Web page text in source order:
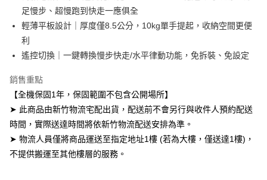
【「AFTEE先享後付」結帳流程】
１．於結帳方式選擇「AFTEE先享後付」後，將跳轉至「AFTEE先享後付」
結帳頁面，進行簡訊認證並確認金額後，即可完成結帳。
２．訂單成立數日內，您將收到繳費通知簡訊。
３．收到繳費通知簡訊後14天內，點擊此簡訊中的連結，可透過四大超商／
ATM／網路銀行／等多元方式進行付款，方視為交易完成。
購買商品的店家。未經商家同意取消之訂單仍視為有效，需透過AFTEE先享
後付繳納相關費用。
是否繳費成功／繳費後需取消欲退款等相關疑問，請聯繫「AFTEE先享後付
客戶支援中心」https://netprotections.freshdesk.com/support/home
【注意事項】
１．透過由恩沛科技股份有限公司提供之「AFTEE先享後付」服務完成之交
免運費
足慢步、超慢跑到快走一應俱全
輕薄平板設計｜厚度僅8.5公分，10kg單手提起，收納空間更便
利
遙控切換｜一鍵轉換慢步快走/水平律動功能，免拆裝、免設定
銷售重點
【全機保固1年，保固範圍不包含公開場所】
➤ 此商品由新竹物流宅配出貨，配送前不會另行與收件人預約配送
時間，實際送達時間將依新竹物流配送安排為準。
➤ 物流人員僅將商品運送至指定地址1樓 (若為大樓，僅送達1樓)，
不提供搬運至其他樓層的服務。